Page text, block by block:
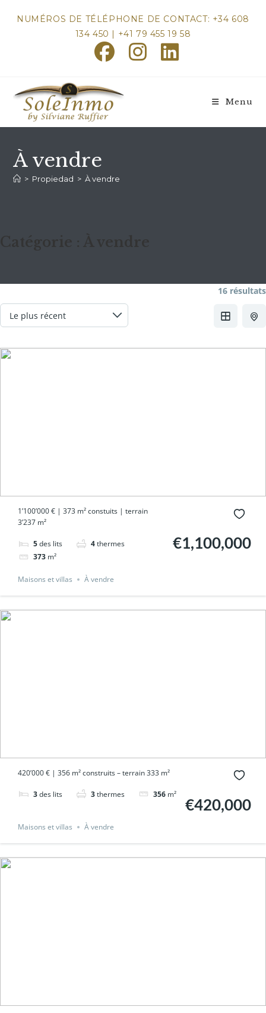
NUMÉROS DE TÉLÉPHONE DE CONTACT: +34 608
134 450 | +41 79 455 19 58
Menu
À vendre
> Propiedad > À vendre
Catégorie : À vendre
16 résultats
1’100’000 € | 373 m² constuits | terrain
3’237 m²
5des lits 4thermes
373 m²
€1,100,000
Maisons et villas À vendre
420’000 € | 356 m² construits – terrain 333 m²
3des lits 3thermes 356 m²
€420,000
Maisons et villas À vendre